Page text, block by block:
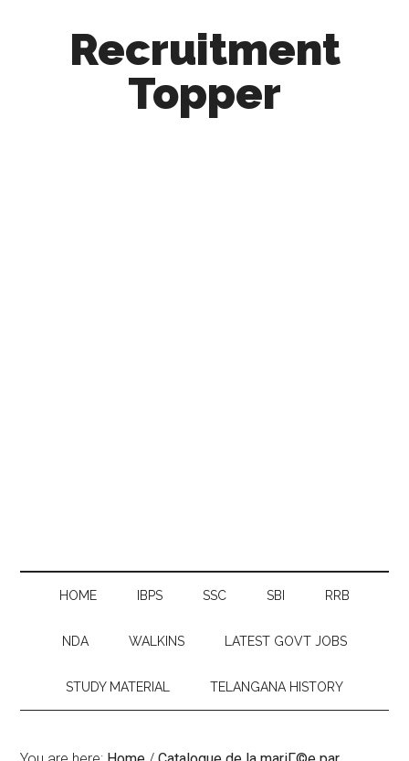
Recruitment
Topper
HOME IBPS SSC SBI RRB
NDA WALKINS LATEST GOVT JOBS
STUDY MATERIAL TELANGANA HISTORY